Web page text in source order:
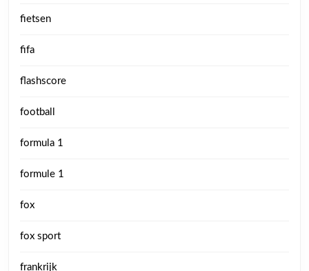
fietsen
fifa
flashscore
football
formula 1
formule 1
fox
fox sport
frankrijk